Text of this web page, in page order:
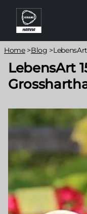
Direkt
Inhalt
Home>Blog >
LebensArt